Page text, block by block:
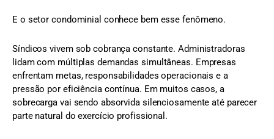
E o setor condominial conhece bem esse fenômeno.
Síndicos vivem sob cobrança constante. Administradoras
lidam com múltiplas demandas simultâneas. Empresas
enfrentam metas, responsabilidades operacionais e a
pressão por eficiência contínua. Em muitos casos, a
sobrecarga vai sendo absorvida silenciosamente até parecer
parte natural do exercício profissional.